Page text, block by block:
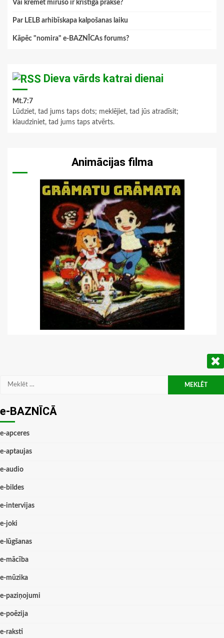
Vai kremēt mirušo ir kristīga prakse?
Par LELB arhibīskapa kalpošanas laiku
Kāpēc "nomira" e-BAZNĪCAs forums?
Dieva vārds katrai dienai
Mt.7:7
Lūdziet, tad jums taps dots; meklējiet, tad jūs atradīsit;
klaudziniet, tad jums taps atvērts.
Animācijas filma
Meklēt:
e-BAZNĪCĀ
e-apceres
e-aptaujas
e-audio
e-bildes
e-intervijas
e-joki
e-lūgšanas
e-mācība
e-mūzika
e-paziņojumi
e-poēzija
e-raksti